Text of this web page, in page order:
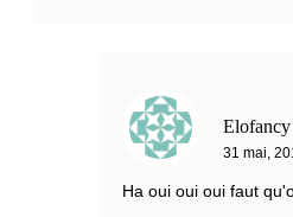
Elofancy
31 mai,
Ha oui oui oui faut